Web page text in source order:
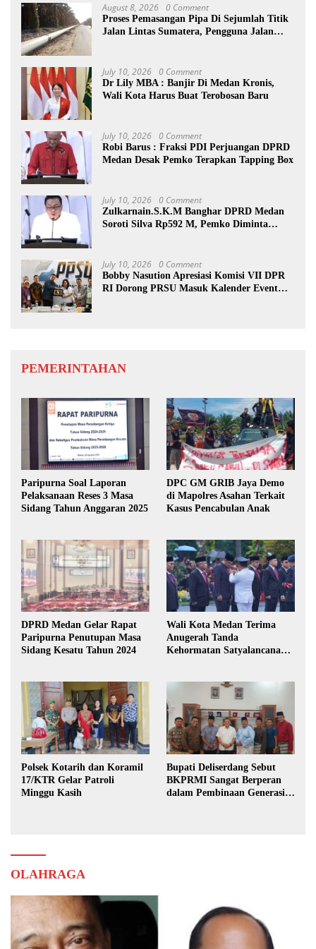
August 8, 2026 0 Comment
Proses Pemasangan Pipa Di Sejumlah Titik
Jalan Lintas Sumatera, Pengguna Jalan
July 10, 2026 0 Comment
Dr Lily MBA : Banjir Di Medan Kronis,
Wali Kota Harus Buat Terobosan Baru
July 10, 2026 0 Comment
Robi Barus : Fraksi PDI Perjuangan DPRD
Medan Desak Pemko Terapkan Tapping Box
July 10, 2026 0 Comment
Zulkarnain.S.K.M Banghar DPRD Medan
Soroti Silva Rp592 M, Pemko Diminta
July 10, 2026 0 Comment
Bobby Nasution Apresiasi Komisi VII DPR
RI Dorong PRSU Masuk Kalender Event
PEMERINTAHAN
Paripurna Soal Laporan
Pelaksanaan Reses 3 Masa
Sidang Tahun Anggaran 2025
DPC GM GRIB Jaya Demo
di Mapolres Asahan Terkait
Kasus Pencabulan Anak
DPRD Medan Gelar Rapat
Paripurna Penutupan Masa
Sidang Kesatu Tahun 2024
Wali Kota Medan Terima
Anugerah Tanda
Kehormatan Satyalancana
Polsek Kotarih dan Koramil
17/KTR Gelar Patroli
Minggu Kasih
Bupati Deliserdang Sebut
BKPRMI Sangat Berperan
dalam Pembinaan Generasi
OLAHRAGA